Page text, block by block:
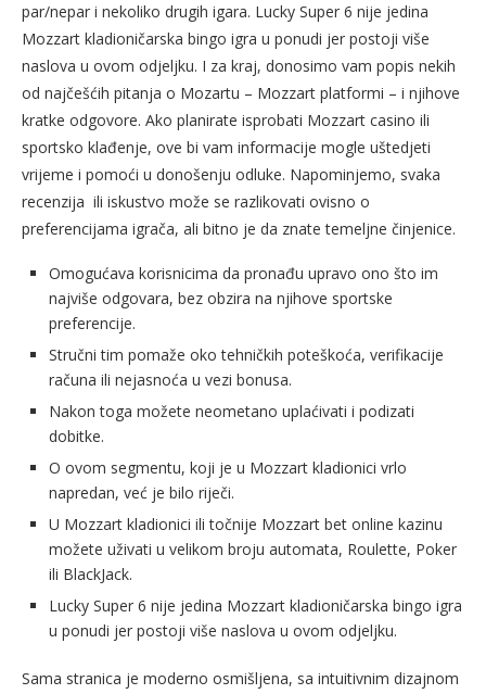
par/nepar i nekoliko drugih igara. Lucky Super 6 nije jedina
Mozzart kladioničarska bingo igra u ponudi jer postoji više
naslova u ovom odjeljku. I za kraj, donosimo vam popis nekih
od najčešćih pitanja o Mozartu – Mozzart platformi – i njihove
kratke odgovore. Ako planirate isprobati Mozzart casino ili
sportsko klađenje, ove bi vam informacije mogle uštedjeti
vrijeme i pomoći u donošenju odluke. Napominjemo, svaka
recenzija ili iskustvo može se razlikovati ovisno o
preferencijama igrača, ali bitno je da znate temeljne činjenice.
Omogućava korisnicima da pronađu upravo ono što im
najviše odgovara, bez obzira na njihove sportske
preferencije.
Stručni tim pomaže oko tehničkih poteškoća, verifikacije
računa ili nejasnoća u vezi bonusa.
Nakon toga možete neometano uplaćivati i podizati
dobitke.
O ovom segmentu, koji je u Mozzart kladionici vrlo
napredan, već je bilo riječi.
U Mozzart kladionici ili točnije Mozzart bet online kazinu
možete uživati ​​u velikom broju automata, Roulette, Poker
ili BlackJack.
Lucky Super 6 nije jedina Mozzart kladioničarska bingo igra
u ponudi jer postoji više naslova u ovom odjeljku.
Sama stranica je moderno osmišljena, sa intuitivnim dizajnom